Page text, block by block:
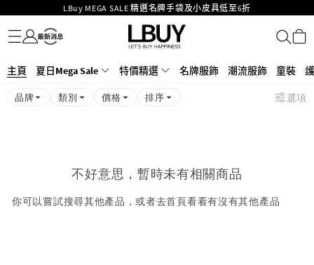
LBuy MEGA SALE 精選名牌手袋及小皮具低至6折
Goyard Hobo / Hobo Mini人氣限量特別版限時原價低至75折!
LBuy呈獻 - Hermès 及 Chanel 手袋及首飾原價低至6折，立即入手!
426號舖！
MOKO 1樓175號鋪旗艦店特設名牌Hermès、CHANEL及LV專區！
購物滿HKD500即享免運費！
名牌服飾
潮流服飾
童裝
護膚美妝
香水香薰
個人護理
母嬰護理
遊戲及精品玩具
文儀用品
家居生活
電子產品
美食
醫藥保健
運動與戶外用品
主頁 夏日Mega Sale 特價精選 名牌服飾 潮流服飾 童裝
品牌 類別 價格 排序 選項
不好意思，暫時未有相關商品
你可以嘗試搜尋其他產品，或者去首頁看看有沒有其他產品